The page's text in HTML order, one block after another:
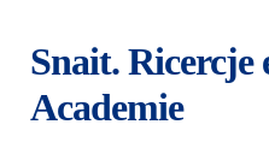
Snait. Ricercje
Academie